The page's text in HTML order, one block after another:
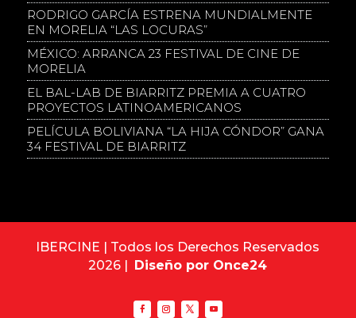
RODRIGO GARCÍA ESTRENA MUNDIALMENTE
EN MORELIA “LAS LOCURAS”
MÉXICO: ARRANCA 23 FESTIVAL DE CINE DE
MORELIA
EL BAL-LAB DE BIARRITZ PREMIA A CUATRO
PROYECTOS LATINOAMERICANOS
PELÍCULA BOLIVIANA “LA HIJA CÓNDOR” GANA
34 FESTIVAL DE BIARRITZ
IBERCINE | Todos los Derechos Reservados
2026 | Diseño por Once24